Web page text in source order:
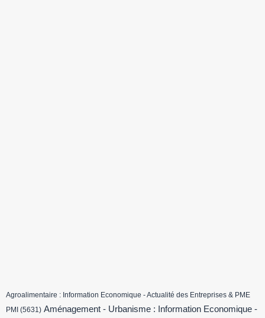
Agroalimentaire : Information Economique - Actualité des Entreprises & PME
PMI (5631) Aménagement - Urbanisme : Information Economique -